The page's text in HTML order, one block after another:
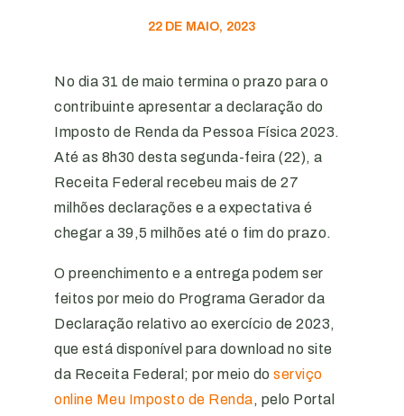
22 DE MAIO, 2023
No dia 31 de maio termina o prazo para o
contribuinte apresentar a declaração do
Imposto de Renda da Pessoa Física 2023.
Até as 8h30 desta segunda-feira (22), a
Receita Federal recebeu mais de 27
milhões declarações e a expectativa é
chegar a 39,5 milhões até o fim do prazo.
O preenchimento e a entrega podem ser
feitos por meio do Programa Gerador da
Declaração relativo ao exercício de 2023,
que está disponível para download no site
da Receita Federal; por meio do serviço
online Meu Imposto de Renda, pelo Portal